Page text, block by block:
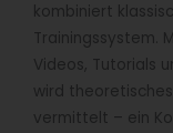
kombiniert
Trainingssystem.
Videos, Tutorials
wird
vermittelt – ein